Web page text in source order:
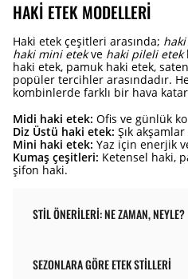
HAKI ETEK MODELLERI
Haki etek çeşitleri arasında;
haki mini etekve haki pileli etek
haki etek, pamuk haki etek,
popüler tercihler arasındadır.
kombinlerde farklı bir hava
Midi haki etek: Ofis ve günlük
Diz Üstü haki etek: Şık
Mini haki etek: Yaz için enerjik
Kumaş çeşitleri: Ketensel haki,
şifon haki.
STIL ÖNERILERI: NE ZAMAN, NEYLE?
SEZONLARA GÖRE ETEK STILLERI